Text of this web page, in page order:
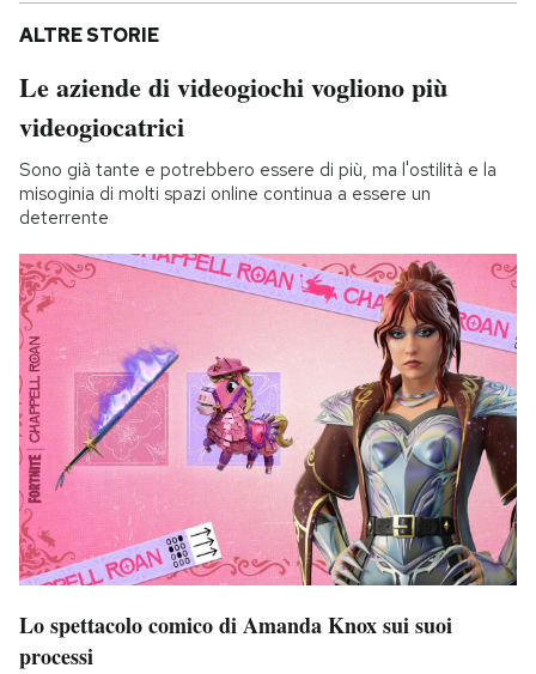
ALTRE STORIE
Le aziende di videogiochi vogliono più
videogiocatrici
Sono già tante e potrebbero essere di più, ma l'ostilità e la
misoginia di molti spazi online continua a essere un
deterrente
Lo spettacolo comico di Amanda Knox sui suoi
processi